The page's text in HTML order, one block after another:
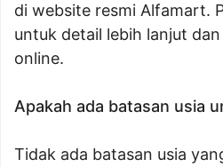
di website resmi Alfamart.
untuk detail lebih lanjut
online.
Apakah ada batasan usia
Tidak ada batasan usia